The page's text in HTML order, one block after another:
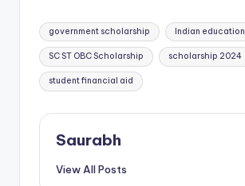
Tags:
government scholarship Indian education
SC ST OBC Scholarship scholarship 2024
student financial aid
Saurabh
View All Posts